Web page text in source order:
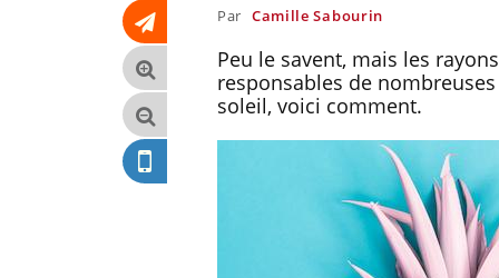
Par Camille Sabourin
Peu le savent, mais les
responsables de
soleil, voici comment.